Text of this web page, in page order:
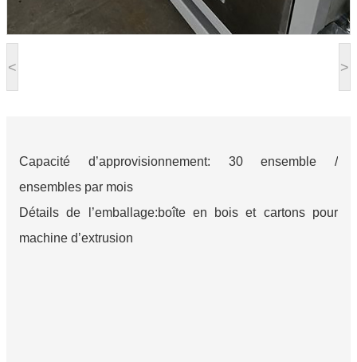
< >
Capacité d’approvisionnement: 30 ensemble /
ensembles par mois
Détails de l’emballage:boîte en bois et cartons pour
machine d’extrusion